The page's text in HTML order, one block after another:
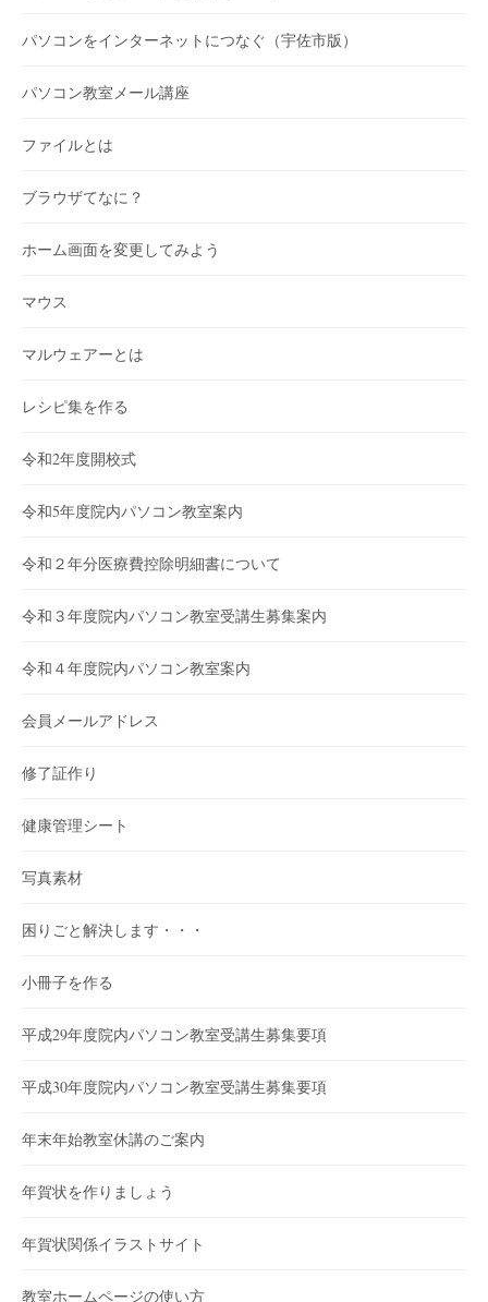
パソコンをインターネットにつなぐ（宇佐市版）
パソコン教室メール講座
ファイルとは
ブラウザてなに？
ホーム画面を変更してみよう
マウス
マルウェアーとは
レシピ集を作る
令和2年度開校式
令和5年度院内パソコン教室案内
令和２年分医療費控除明細書について
令和３年度院内パソコン教室受講生募集案内
令和４年度院内パソコン教室案内
会員メールアドレス
修了証作り
健康管理シート
写真素材
困りごと解決します・・・
小冊子を作る
平成29年度院内パソコン教室受講生募集要項
平成30年度院内パソコン教室受講生募集要項
年末年始教室休講のご案内
年賀状を作りましょう
年賀状関係イラストサイト
教室ホームページの使い方